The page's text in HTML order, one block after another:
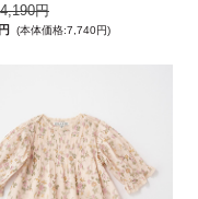
円
(本体価格:7,740円)